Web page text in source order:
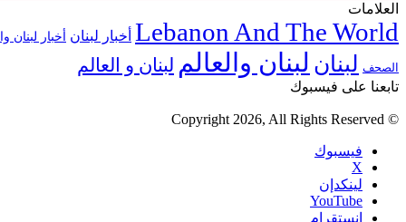
العلامات
Lebanon And The World أخبار لبنان أخبار لبنان
الصحف لبنان لبنان والعالم لبنان و العالم
تابعنا على فيسبوك
© Copyright 2026, All Rights Reserved
فيسبوك
‫X
لينكدإن
‫YouTube
انستقرام